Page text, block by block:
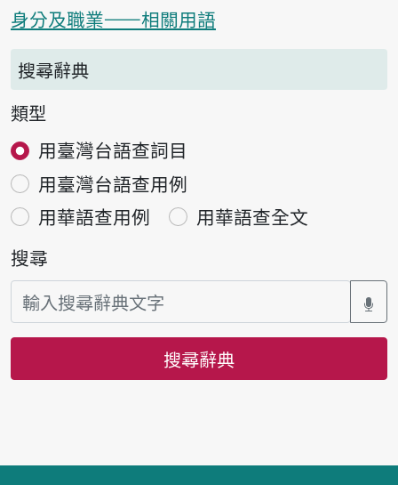
身分及職業——相關用語
搜尋辭典
類型
用臺灣台語查詞目
用臺灣台語查用例
用華語查用例
用華語查全文
搜尋
搜尋辭典